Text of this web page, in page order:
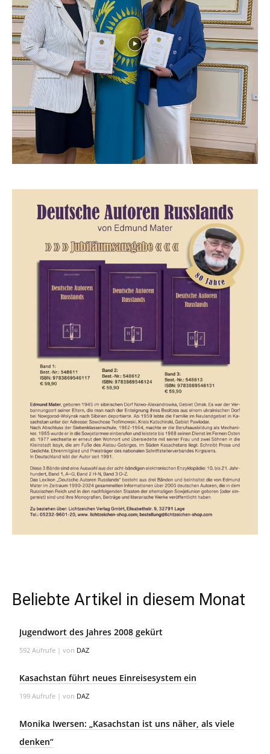
Beliebte Artikel in diesem Monat
Jugendwort des Jahres 2008 gekürt
592 Aufrufe | von DAZ
Kasachstan führt neues Einreisesystem ein
199 Aufrufe | von DAZ
Monika Iwersen: „Kasachstan ist uns näher, als viele
denken“